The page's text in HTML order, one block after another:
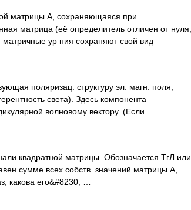
матрицы А, сохраняющаяся при
матрица (её определитель отличен от нуля,
ур ния сохраняют свой вид
поляризац. структуру эл. магн. поля,
света). Здесь компонента
волновому вектору. (Если
квадратной матрицы. Обозначается ТгЛ или
сумме всех собств. значений матрицы А,
какова его&#8230; …